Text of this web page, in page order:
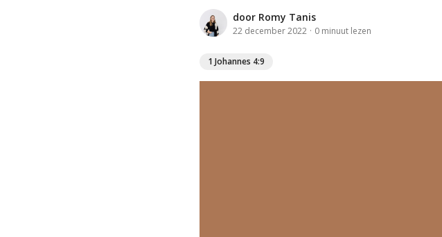
door Romy Tanis
22 december 2022 · 0 minuut lezen
1 Johannes 4:9